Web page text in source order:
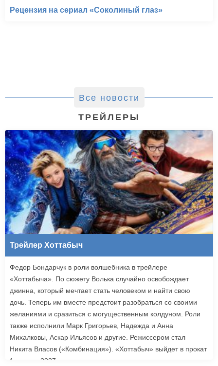
Рецензия на сериал «Соколиный глаз»
Все новости
ТРЕЙЛЕРЫ
Трейлер Хоттабыч
Федор Бондарчук в роли волшебника в трейлере
«Хоттабыча». По сюжету Волька случайно освобождает
джинна, который мечтает стать человеком и найти свою
дочь. Теперь им вместе предстоит разобраться со своими
желаниями и сразиться с могущественным колдуном. Роли
также исполнили Марк Григорьев, Надежда и Анна
Михалковы, Аскар Ильясов и другие. Режиссером стал
Никита Власов («Комбинация»). «Хоттабыч» выйдет в прокат
1 января 2027 года.